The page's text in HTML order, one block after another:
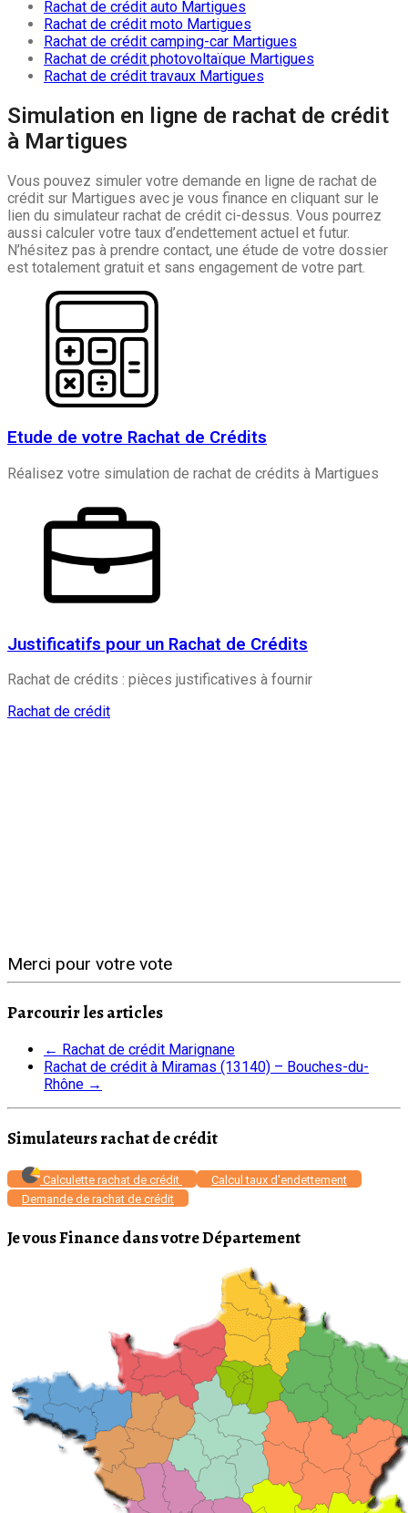
Rachat de crédit auto Martigues
Rachat de crédit moto Martigues
Rachat de crédit camping-car Martigues
Rachat de crédit photovoltaïque Martigues
Rachat de crédit travaux Martigues
Simulation en ligne de rachat de crédit
à Martigues
Vous pouvez simuler votre demande en ligne de rachat de
crédit sur Martigues avec je vous finance en cliquant sur le
lien du simulateur rachat de crédit ci-dessus. Vous pourrez
aussi calculer votre taux d’endettement actuel et futur.
N’hésitez pas à prendre contact, une étude de votre dossier
est totalement gratuit et sans engagement de votre part.
Etude de votre Rachat de Crédits
Réalisez votre simulation de rachat de crédits à Martigues
Justificatifs pour un Rachat de Crédits
Rachat de crédits : pièces justificatives à fournir
Rachat de crédit
Merci pour votre vote
Parcourir les articles
← Rachat de crédit Marignane
Rachat de crédit à Miramas (13140) – Bouches-du-
Rhône →
Simulateurs rachat de crédit
Calculette rachat de crédit
Calcul taux d'endettement
Demande de rachat de crédit
Je vous Finance dans votre Département